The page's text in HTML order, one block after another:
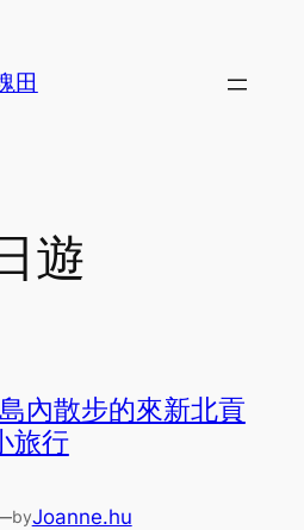
田
遊
內散步的來新北貢
旅行
byJoanne.hu